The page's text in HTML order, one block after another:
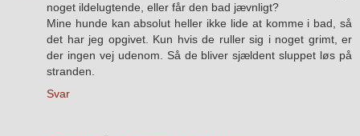
noget ildelugtende, eller får den bad jævnligt?
Mine hunde kan absolut heller ikke lide at komme i bad, så
det har jeg opgivet. Kun hvis de ruller sig i noget grimt, er
der ingen vej udenom. Så de bliver sjældent sluppet løs på
stranden.
Svar